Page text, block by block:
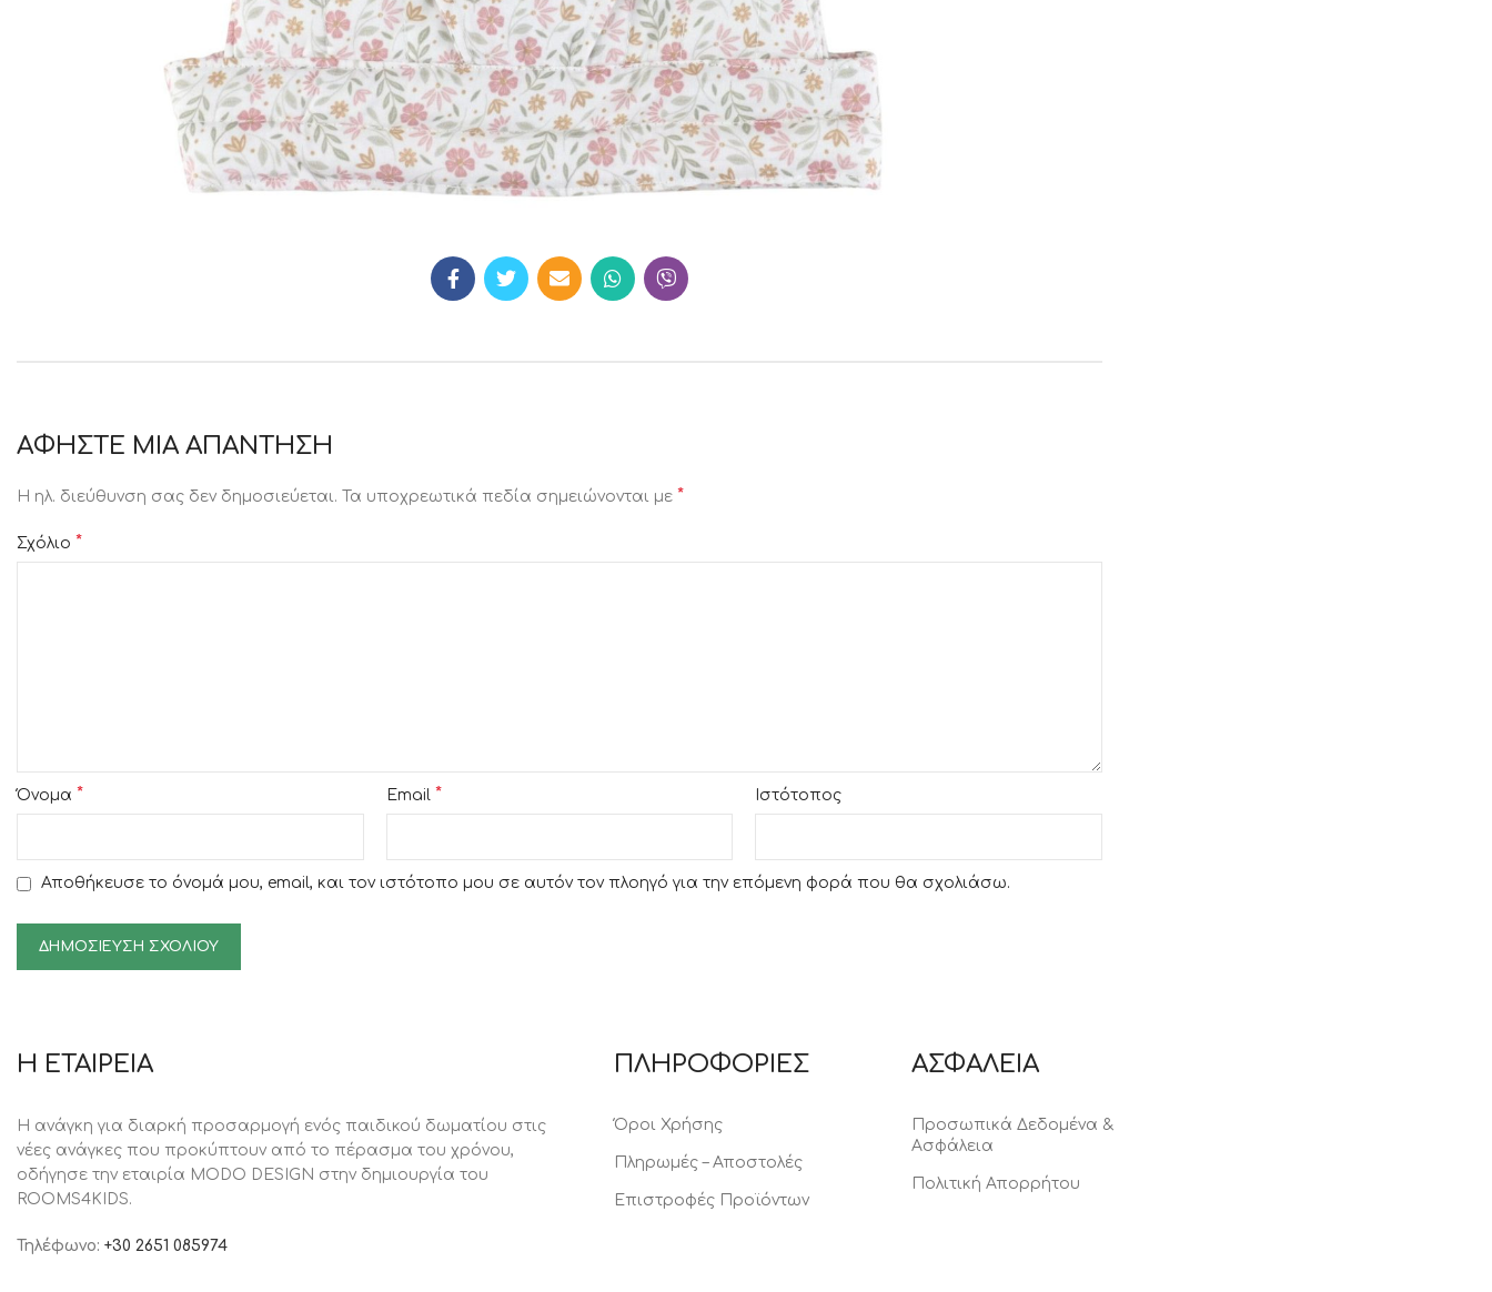
ΑΦΉΣΤΕ ΜΙΑ ΑΠΆΝΤΗΣΗ
Η ηλ. διεύθυνση σας δεν δημοσιεύεται. Τα υποχρεωτικά πεδία σημειώνονται με *
Σχόλιο *
Όνομα * Email * Ιστότοπος
Αποθήκευσε το όνομά μου, email, και τον ιστότοπο μου σε αυτόν τον πλοηγό για την επόμενη φορά που θα σχολιάσω.
Η ΕΤΑΙΡΕΙΑ
Η ανάγκη για διαρκή προσαρμογή ενός παιδικού δωματίου στις
νέες ανάγκες που προκύπτουν από το πέρασμα του χρόνου,
oδήγησε την εταιρία MODO DESIGN στην δημιουργία του
ROOMS4KIDS.
Τηλέφωνο: +30 2651 085974
ΠΛΗΡΟΦΟΡΙΕΣ
Όροι Χρήσης
Πληρωμές – Αποστολές
Επιστροφές Προϊόντων
ΑΣΦΑΛΕΙΑ
Προσωπικά Δεδομένα &
Ασφάλεια
Πολιτική Απορρήτου